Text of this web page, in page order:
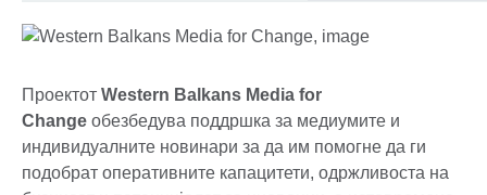
Проектот Western Balkans Media for
Change обезбедува поддршка за медиумите и
индивидуалните новинари за да им помогне да ги
подобрат оперативните капацитети, одржливоста на